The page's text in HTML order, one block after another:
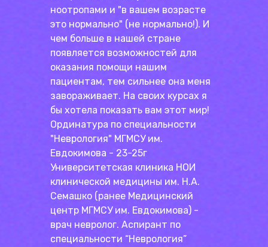
ноотропами и "в вашем возрасте
это нормально" (не нормально!). И
чем больше в нашей стране
появляется возможностей для
оказания помощи нашим
пациентам, тем сильнее она меня
завораживает. На своих курсах я
бы хотела показать вам этот мир!
Ординатура по специальности
"Неврология" МГМСУ им.
Евдокимова - 23-25г
Университетская клиника НОИ
клинической медицины им. Н.А.
Семашко (ранее Медицинский
центр МГМСУ им. Евдокимова) -
врач невролог. Аспирант по
специальности “Неврология”